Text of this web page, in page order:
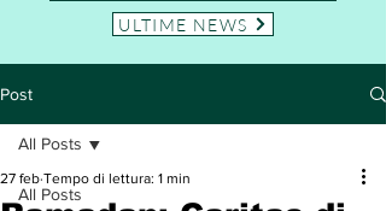
ULTIME NEWS
Post
All Posts
All Posts
27 feb Tempo di lettura: 1 min